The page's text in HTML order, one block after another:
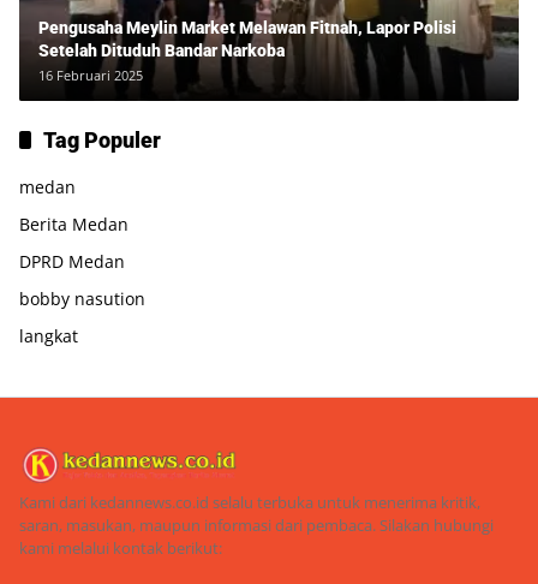
Pengusaha Meylin Market Melawan Fitnah, Lapor Polisi
Setelah Dituduh Bandar Narkoba
16 Februari 2025
Tag Populer
medan
Berita Medan
DPRD Medan
bobby nasution
langkat
Kami dari kedannews.co.id selalu terbuka untuk menerima kritik,
saran, masukan, maupun informasi dari pembaca. Silakan hubungi
kami melalui kontak berikut: